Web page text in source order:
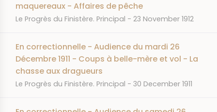
maquereaux - Affaires de pêche
JOURNAL
Le Progrès du Finistère. Principal DATE
23 November 1912
En correctionnelle - Audience du mardi 26
Décembre 1911 - Coups à belle-mère et vol - La
chasse aux dragueurs
JOURNAL
Le Progrès du Finistère. Principal DATE
30 December 1911